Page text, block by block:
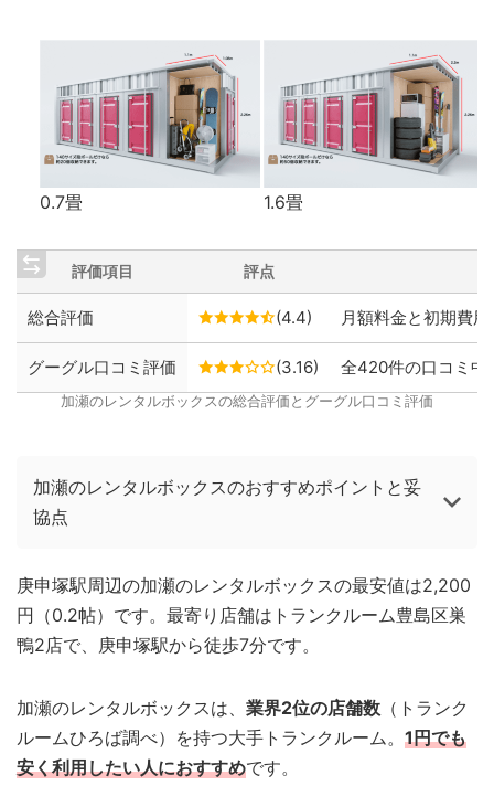
0.7畳 1.6畳
評価項目 評点
総合評価 (4.4) 月額料金と初期費
グーグル口コミ評価 (3.16) 全420件の口コミ中
加瀬のレンタルボックスの総合評価とグーグル口コミ評価
加瀬のレンタルボックスのおすすめポイントと妥
協点
庚申塚駅周辺の加瀬のレンタルボックスの最安値は2,200
円（0.2帖）です。最寄り店舗はトランクルーム豊島区巣
鴨2店で、庚申塚駅から徒歩7分です。
加瀬のレンタルボックスは、 業界2位の店舗数 （トランク
ルームひろば調べ）を持つ大手トランクルーム。 1円でも
安く利用したい人におすすめです。